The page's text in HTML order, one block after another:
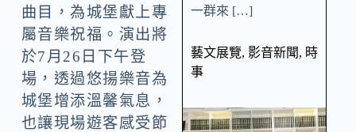
曲目，為城堡獻上專
屬音樂祝福。演出將
於7月26日下午登
場，透過悠揚樂音為
城堡增添溫馨氣息，
也讓現場遊客感受節
一群來 […]
藝文展覽, 影音新聞, 時
事